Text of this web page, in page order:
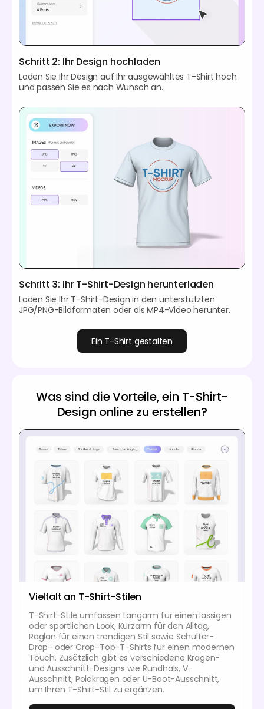
Schritt 2: Ihr Design hochladen
Laden Sie Ihr Design auf Ihr ausgewähltes T-Shirt hoch
und passen Sie es nach Wunsch an.
Schritt 3: Ihr T-Shirt-Design herunterladen
Laden Sie Ihr T-Shirt-Design in den unterstützten
JPG/PNG-Bildformaten oder als MP4-Video herunter.
Ein T-Shirt gestalten
Was sind die Vorteile, ein T-Shirt-
Design online zu erstellen?
Vielfalt an T-Shirt-Stilen
T-Shirt-Stile umfassen Langarm für einen lässigen
oder sportlichen Look, Kurzarm für den Alltag,
Raglan für einen trendigen Stil sowie Schulter-
Drop- oder Crop-Top-T-Shirts für einen modernen
Touch. Zusätzlich gibt es verschiedene Kragen-
und Ausschnitt-Designs wie Rundhals, V-
Ausschnitt, Polokragen oder U-Boot-Ausschnitt,
um Ihren T-Shirt-Stil zu ergänzen.